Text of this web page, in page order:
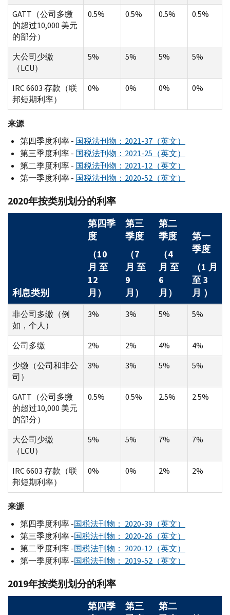
GATT（公司多缴
的超过10,000 美元
的部分）
0.5% 0.5% 0.5% 0.5%
大公司少缴
（LCU）
5% 5% 5% 5%
IRC 6603 存款（联
邦短期利率）
0% 0% 0% 0%
来源
第四季度利率 - 国税法刊物：2021-37（英文）
第三季度利率 - 国税法刊物：2021-25（英文）
第二季度利率 - 国税法刊物：2021-12（英文）
第一季度利率 - 国税法刊物：2020-52（英文）
2020年按类别划分的利率
利息类别
第四季
度
（10
月 至
12
月）
第三
季度
（7
月 至
9
月）
第二
季度
（4
月 至
6
月）
第一
季度
（1 月
至 3
月 ）
非公司多缴（例
如，个人）
3% 3% 5% 5%
公司多缴 2% 2% 4%
4%
少缴（公司和非公
司）
3% 3% 5% 5%
GATT（公司多缴
的超过10,000 美元
的部分）
0.5% 0.5% 2.5% 2.5%
大公司少缴
（LCU）
5% 5% 7% 7%
IRC 6603 存款（联
邦短期利率）
0% 0% 2% 2%
来源
第四季度利率 -国税法刊物： 2020-39（英文）
第三季度利率 -国税法刊物： 2020-26（英文）
第二季度利率 -国税法刊物： 2020-12（英文）
第一季度利率 -国税法刊物： 2019-52（英文）
2019年按类别划分的利率
第四季
第三
第二